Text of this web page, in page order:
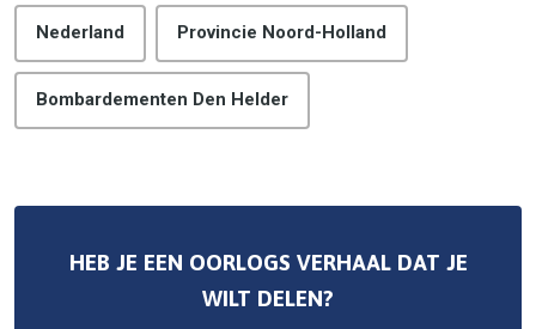
Nederland Provincie Noord-Holland
Bombardementen Den Helder
HEB JE EEN OORLOGS VERHAAL DAT JE
WILT DELEN?